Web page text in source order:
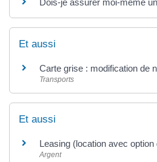
Dois-je assurer moi-même
Et aussi
Carte grise : modification de
Transports
Et aussi
Leasing (location avec
Argent